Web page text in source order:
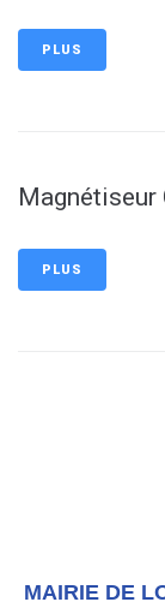
PLUS
Magnétiseur
PLUS
MAIRIE DE